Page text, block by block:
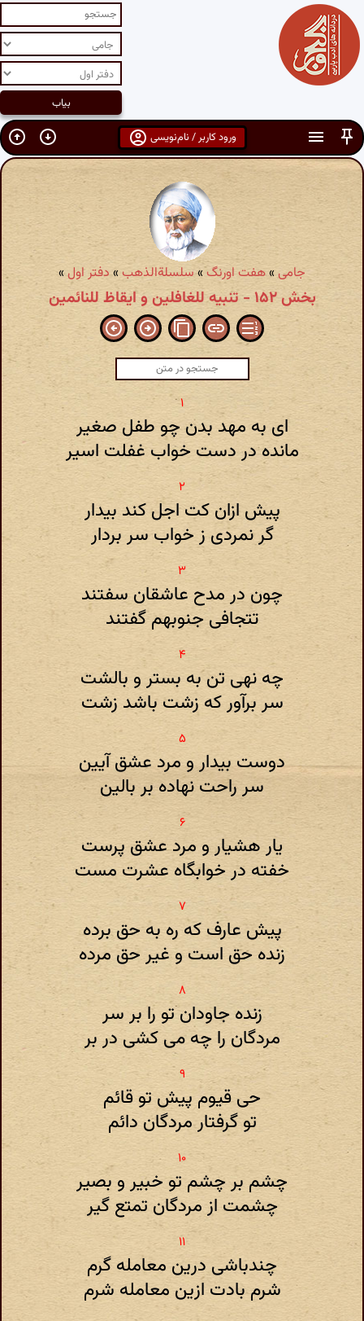
ورود کاربر / نام‌نویسی
جامی»هفت اورنگ» سلسلةالذهب » دفتر اول»
بخش ۱۵۲ - تنبیه للغافلین و ایقاظ للنائمین
ای به مهد بدن چو طفل صغیر
مانده در دست خواب غفلت اسیر
پیش ازان کت اجل کند بیدار
گر نمردی ز خواب سر بردار
چون در مدح عاشقان سفتند
تتجافی جنوبهم گفتند
چه نهی تن به بستر و بالشت
سر برآور که زشت باشد زشت
دوست بیدار و مرد عشق آیین
سر راحت نهاده بر بالین
یار هشیار و مرد عشق پرست
خفته در خوابگاه عشرت مست
پیش عارف که ره به حق برده
زنده حق است و غیر حق مرده
زنده جاودان تو را بر سر
مردگان را چه می کشی در بر
حی قیوم پیش تو قائم
تو گرفتار مردگان دائم
چشم بر چشم تو خبیر و بصیر
چشمت از مردگان تمتع گیر
چندباشی درین معامله گرم
شرم بادت ازین معامله شرم